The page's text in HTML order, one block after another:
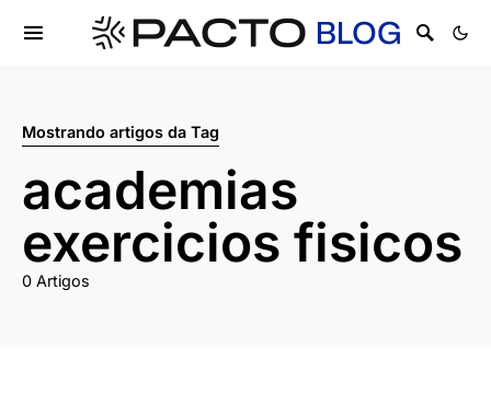
Mostrando artigos da Tag
academias
exercicios fisicos
0 Artigos